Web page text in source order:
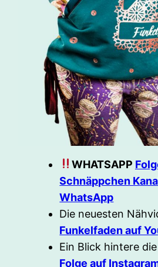
WHATSAPP
Schnäppchen
WhatsApp
Die neuesten
Funkelfaden auf
Ein Blick hintere
Folge auf